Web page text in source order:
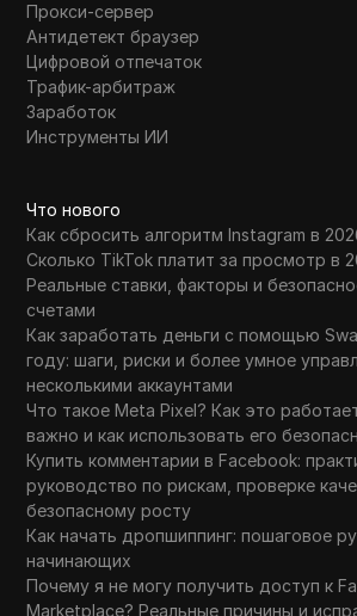
Прокси-сервер
Антидетект браузер
Цифровой отпечаток
Трафик-арбитраж
Заработок
Инструменты ИИ
Что нового
Как сбросить алгоритм Instagram в
Сколько TikTok платит за просмотр в
Реальные ставки, факторы и
счетами
Как заработать деньги с помощью
году: шаги, риски и более умное
несколькими аккаунтами
Что такое Meta Pixel? Как это
важно и как использовать его
Купить комментарии в Facebook:
руководство по рискам, проверке
безопасному росту
Как начать дропшиппинг: пошаговое
начинающих
Почему я не могу получить доступ к
Marketplace? Реальные причины и